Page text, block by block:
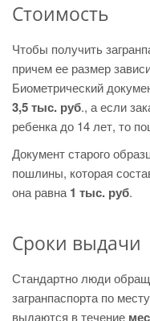
Стоимость
Чтобы получить
причем ее размер
Биометрический
3,5 тыс. руб., а если
ребенка до 14 лет, то
Документ старого
пошлины, которая
она равна 1 тыс. руб.
Сроки выдачи
Стандартно люди
загранпаспорта по
выдаются в течение